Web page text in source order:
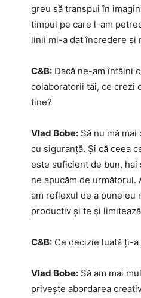
greu să transpui în
timpul pe care l-am
linii mi-a dat încredere și
C&B: Dacă ne-am întâlni
colaboratorii tăi, ce crezi
tine?
Vlad Bobe: Să nu mă
cu siguranță. Și că ceea
este suficient de bun, hai
ne apucăm de următorul.
am reflexul de a pune eu
productiv și te și
C&B: Ce decizie luată ți-
Vlad Bobe: Să am mai
privește abordarea